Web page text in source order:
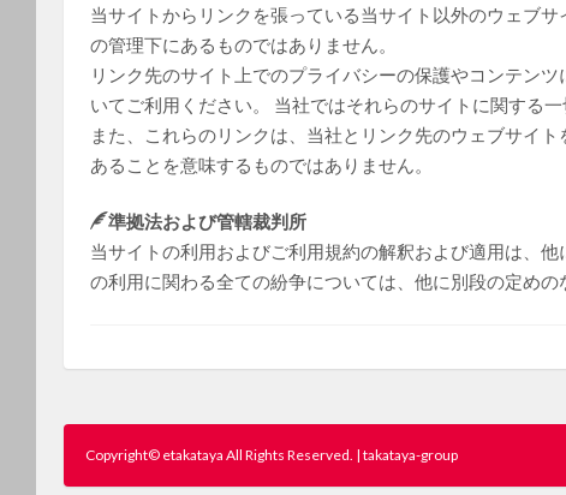
当サイトからリンクを張っている当サイト以外のウェブ
の管理下にあるものではありません。
リンク先のサイト上でのプライバシーの保護やコンテン
いてご利用ください。 当社ではそれらのサイトに関する一
また、これらのリンクは、当社とリンク先のウェブサイ
あることを意味するものではありません。
準拠法および管轄裁判所
当サイトの利用およびご利用規約の解釈および適用は、
の利用に関わる全ての紛争については、他に別段の定め
Copyright© etakataya All Rights Reserved. | takataya-group